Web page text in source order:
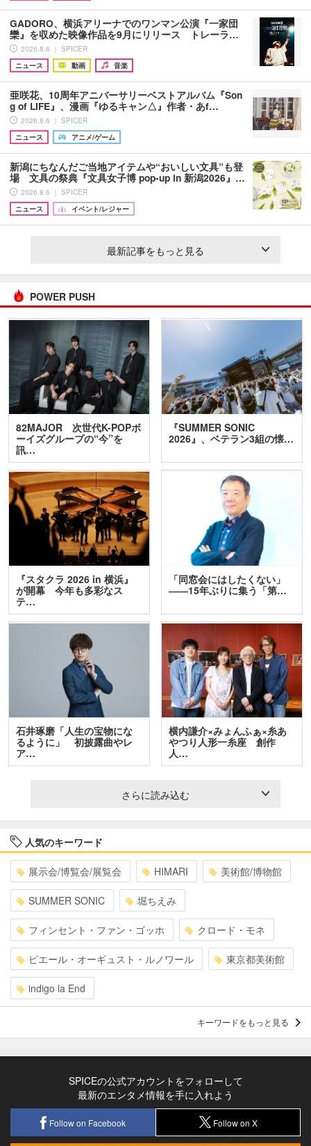
GADORO、横浜アリーナでのワンマン公演『一家団
欒』を収めた映像作品を9月にリリース トレーラ…
2026.8.6 ｜ SPICER
ニュース
動画 音楽
亜咲花、10周年アニバーサリーベストアルバム『Son
g of LIFE』、漫画『ゆるキャン△』作者・あf…
2026.8.6 ｜ SPICER
ニュース
アニメ/ゲーム
新潟にちなんだご当地アイテムや“おいしい文具”も登
場 文具の祭典『文具女子博 pop-up in 新潟2026』…
2026.8.6 ｜ SPICER
ニュース
イベント/レジャー
最新記事をもっと見る
POWER PUSH
82MAJOR 次世代K-POPボ
ーイズグループの“今”を
訊…
『SUMMER SONIC
2026』、ベテラン3組の懐…
『スタクラ 2026 in 横浜』
が開幕 今年も多彩なス
テ…
「同窓会にはしたくない」
――15年ぶりに集う「第…
石井琢磨「人生の宝物にな
るように」 初披露曲やレ
ア…
横内謙介×みょんふぁ×糸あ
やつり人形一糸座 創作
人…
さらに読み込む
人気のキーワード
展示会/博覧会/展覧会 HIMARI 美術館/博物館
SUMMER SONIC 堀ちえみ
フィンセント・ファン・ゴッホ クロード・モネ
ピエール・オーギュスト・ルノワール 東京都美術館
indigo la End
キーワードをもっと見る
SPICEの公式アカウントをフォローして
最新のエンタメ情報を手に入れよう
Follow on Facebook Follow on X